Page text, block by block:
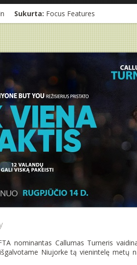
Sukurta: Focus Features
nominantas Callumas Turneris
Niujorke tą vienintelę metų